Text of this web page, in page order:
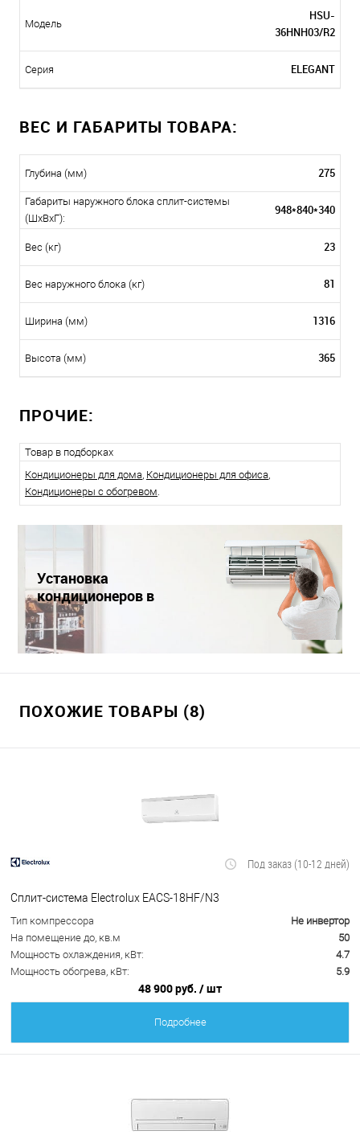
Модель
HSU-
36HNH03/R2
Серия ELEGANT
ВЕС И ГАБАРИТЫ ТОВАРА:
Глубина (мм) 275
Габариты наружного блока сплит-системы
(ШxВxГ):
948*840*340
Вес (кг) 23
Вес наружного блока (кг) 81
Ширина (мм) 1316
Высота (мм) 365
ПРОЧИЕ:
Товар в подборках
Кондиционеры для дома, Кондиционеры для офиса,
Кондиционеры с обогревом.
Установка
кондиционеров в
Краснодаре
ПОХОЖИЕ ТОВАРЫ (8)
Под заказ (10-12 дней)
Сплит-система Electrolux EACS-18HF/N3
Тип компрессора
Не инвертор
На помещение до, кв.м
50
Мощность охлаждения, кВт:
4.7
Мощность обогрева, кВт:
5.9
48 900 руб. / шт
Подробнее